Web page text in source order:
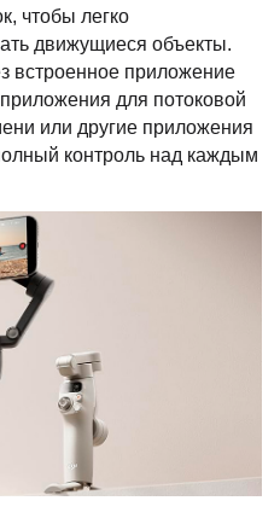
чтобы легко
движущиеся объекты.
встроенное приложение
для потоковой
или другие приложения
контроль над каждым